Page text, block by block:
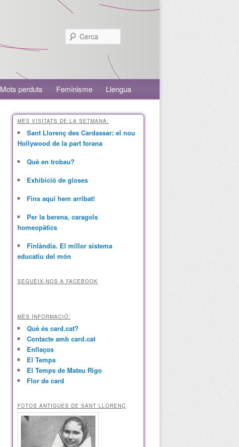
Mots perduts Feminisme Llengua
MÉS VISITATS DE LA SETMANA:
Sant Llorenç des Cardassar: el nou
Hollywood de la part forana
Què en trobau?
Exhibició de gloses
Fins aquí hem arribat!
Per la berena, caragols
homeopàtics
Finlàndia. El millor sistema
educatiu del món
SEGUEIX-NOS A FACEBOOK
MÉS INFORMACIÓ:
Què és card.cat?
Contacte amb card.cat
Enllaços
El Temps
El Temps de Mateu Rigo
Flor de card
FOTOS ANTIGUES DE SANT LLORENÇ